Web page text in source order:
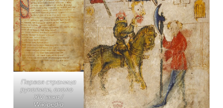
Первая страница
рукописи, около
XIV века /
Wikipedia